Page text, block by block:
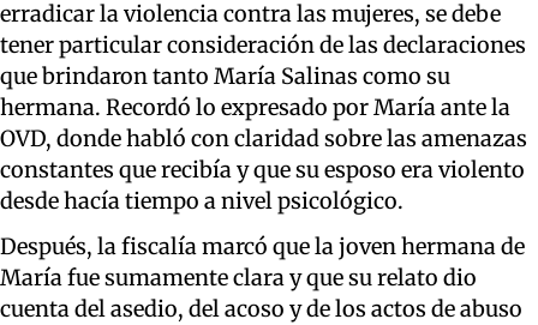
erradicar la violencia contra las mujeres, se debe
tener particular consideración de las declaraciones
que brindaron tanto María Salinas como su
hermana. Recordó lo expresado por María ante la
OVD, donde habló con claridad sobre las amenazas
constantes que recibía y que su esposo era violento
desde hacía tiempo a nivel psicológico.
Después, la fiscalía marcó que la joven hermana de
María fue sumamente clara y que su relato dio
cuenta del asedio, del acoso y de los actos de abuso